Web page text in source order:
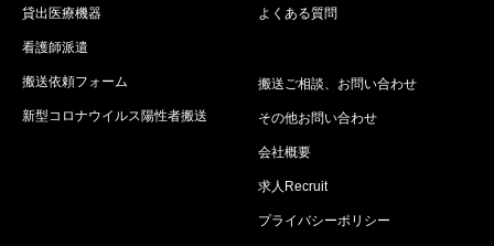
貸出医療機器
看護師派遣
搬送依頼フォーム
新型コロナウイルス陽性者搬送
よくある質問
搬送ご相談、お問い合わせ
その他お問い合わせ
会社概要
求人Recruit
プライバシーポリシー